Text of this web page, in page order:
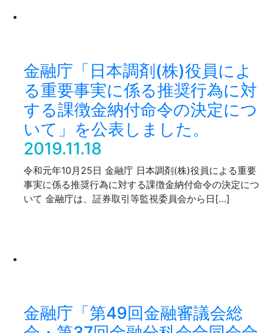
金融庁「日本調剤(株)役員によ
る重要事実に係る推奨行為に対
する課徴金納付命令の決定につ
いて」を公表しました。
2019.11.18
令和元年10月25日 金融庁 日本調剤(株)役員による重要
事実に係る推奨行為に対する課徴金納付命令の決定につ
いて 金融庁は、証券取引等監視委員会から日[…]
金融庁「第49回金融審議会総